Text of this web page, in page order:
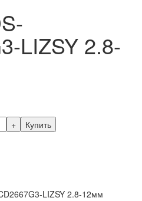
LIZSY 2.8-
Купить
LIZSY 2.8-12мм